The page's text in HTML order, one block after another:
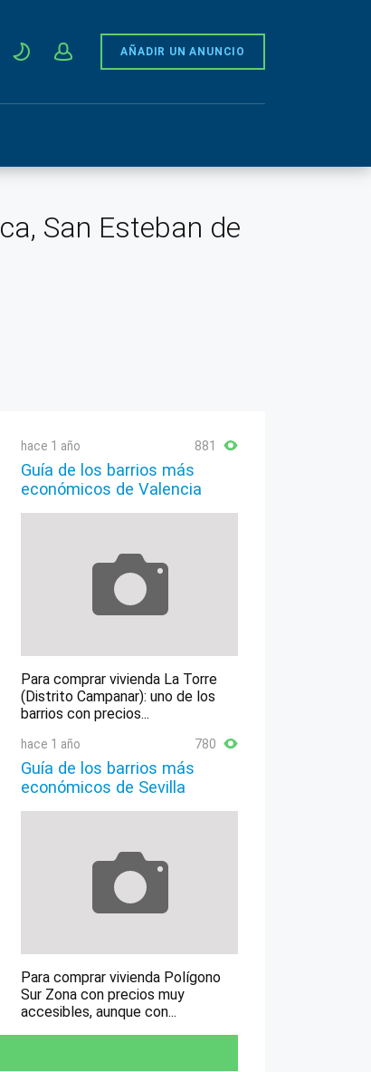
AÑADIR UN ANUNCIO
San Esteban de
hace 1 año 881
Guía de los barrios más
económicos de Valencia
Para comprar vivienda La Torre
(Distrito Campanar): uno de los
barrios con precios...
hace 1 año 780
Guía de los barrios más
económicos de Sevilla
Para comprar vivienda Polígono
Sur Zona con precios muy
accesibles, aunque con...